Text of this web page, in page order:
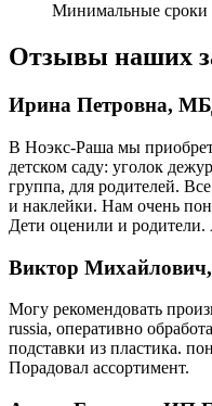
Минимальные сроки
Отзывы наших
Ирина Петровна,
В Ноэкс-Раша мы
детском саду: уголок
группа, для родителей.
и наклейки. Нам очень
Дети оценили и родители.
Виктор
Могу рекомендовать
russia, оперативно
подставки из пластика.
Порадовал ассортимент.